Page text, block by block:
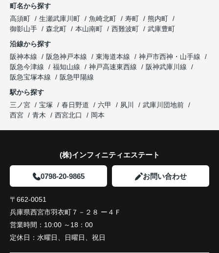
り、住み替えを決断して本当に良かったと思ってい
ます。
長年守ってきた資産を安心して引き継ぐことがで
き、家族全員が納得できる売却となりました。
販売活動では、西宮北口駅へのアクセス、阪急西宮
ガーデンズ、教育施設、商業施設など、このエリア
した。
購入されたご家族は、
と大変喜ばれ、この住まいを選ばれました。
住み替え後は家族それぞれの通勤・通学時間が短く
家族全員にとって、将来を見据えた良い選択だった
町名から探す
高須町
生瀬武庫川町 魚崎北町 寿町
熊内町
御影山手
森北町 本山南町 西難波町
武庫豊町
沿線から探す
阪神本線
阪急神戸本線 東海道本線
神戸市西神・山手線
阪急今津線
福知山線 神戸高速東西線
阪神武庫川線
阪急宝塚本線
阪急甲陽線
駅から探す
三ノ宮
宝塚 春日野道 六甲 夙川
武庫川団地前
西宮
青木 西宮北口 岡本
(株)インフィニティエステート
0798-20-9865 お問い合わせ
〒662-0051
兵庫県西宮市羽衣町７－２８ ー４Ｆ
営業時間： 10:00 ～18：00
定休日： 水曜日、日曜日、祝日